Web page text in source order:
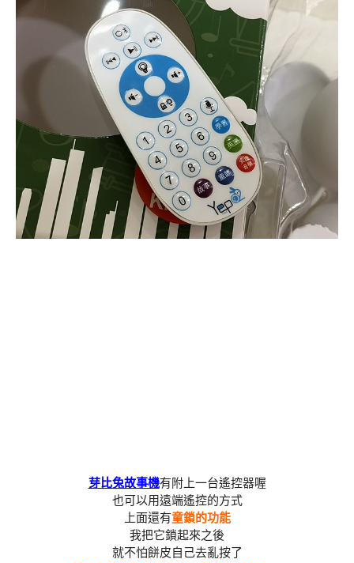
芽比兔故事機有附上一台遙控器喔
也可以用遠端遙控的方式
上面還有童鎖的功能
我把它鎖起來之後
就不怕餅皮自己去亂按了